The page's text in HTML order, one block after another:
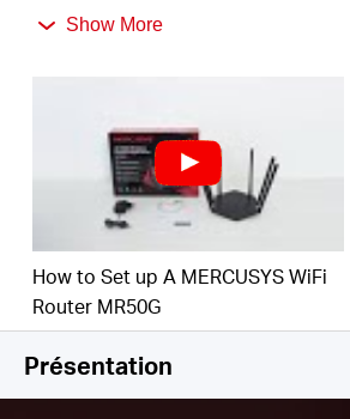
Couverture étendue
Ports Gigabit complets
- Utilisez
accès Internet et transférez des
vitesses vertigineuses pour des
optimales
Efficacité du réseau plus élevée
MU-MIMO permet au MR50G de
avec plusieurs appareils en
Show More
How to Set up A MERCUSYS WiFi
Router MR50G
Présentation